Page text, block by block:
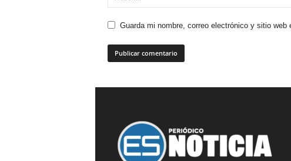
Guarda mi nombre, correo electrónico y sitio